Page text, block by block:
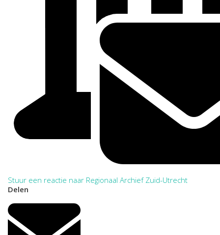
Stuur een reactie naar Regionaal Archief Zuid-Utrecht
Delen